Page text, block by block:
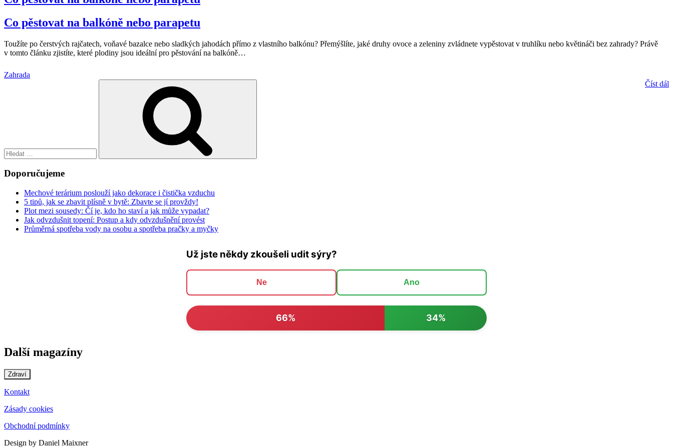
Co pěstovat na balkóně nebo parapetu
Toužíte po čerstvých rajčatech, voňavé bazalce nebo sladkých jahodách přímo z vlastního balkónu? Přemýšlíte, jaké druhy ovoce a zeleniny zvládnete vypěstovat v truhlíku nebo květináči bez zahrady? Právě
v tomto článku zjistíte, které plodiny jsou ideální pro pěstování na balkóně…
Zahrada
Číst dál
Doporučujeme
Mechové terárium poslouží jako dekorace i čistička vzduchu
5 tipů, jak se zbavit plísně v bytě: Zbavte se jí provždy!
Plot mezi sousedy: Čí je, kdo ho staví a jak může vypadat?
Jak odvzdušnit topení: Postup a kdy odvzdušnění provést
Průměrná spotřeba vody na osobu a spotřeba pračky a myčky
Už jste někdy zkoušeli udit sýry?
Ne Ano
66% 34%
Další magazíny
Zdraví
Kontakt
Zásady cookies
Obchodní podmínky
Design by Daniel Maixner